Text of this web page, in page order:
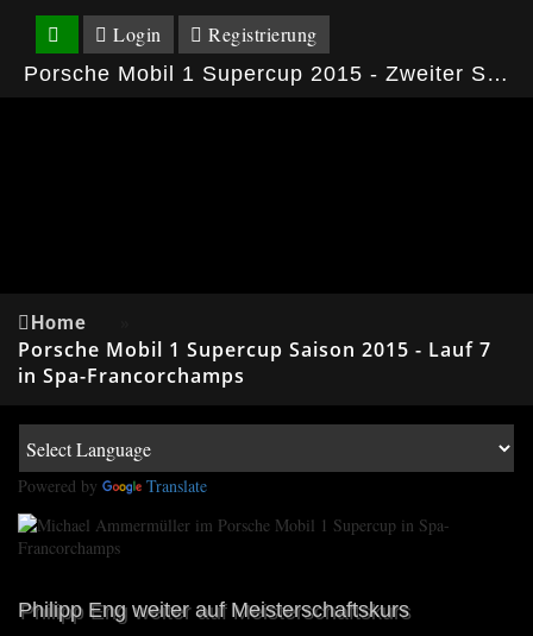
Login Registrierung
Porsche Mobil 1 Supercup 2015 - Zweiter Saisonsieg für Philipp Eng in Spa-Francorchamps
Home
Porsche Mobil 1 Supercup Saison 2015 - Lauf 7
in Spa-Francorchamps
Powered by Translate
Philipp Eng weiter auf Meisterschaftskurs